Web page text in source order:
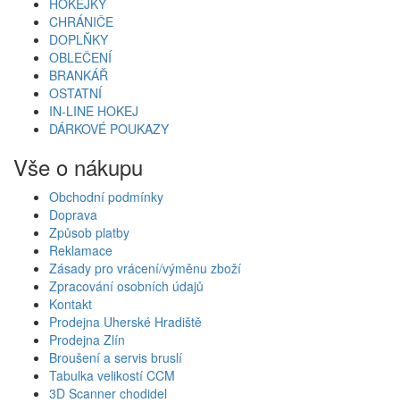
CHRÁNIČE
DOPLŇKY
OBLEČENÍ
BRANKÁŘ
OSTATNÍ
IN-LINE HOKEJ
DÁRKOVÉ POUKAZY
Vše o nákupu
Obchodní podmínky
Doprava
Způsob platby
Reklamace
Zásady pro vrácení/výměnu zboží
Zpracování osobních údajů
Kontakt
Prodejna Uherské Hradiště
Prodejna Zlín
Broušení a servis bruslí
Tabulka velikostí CCM
3D Scanner chodidel